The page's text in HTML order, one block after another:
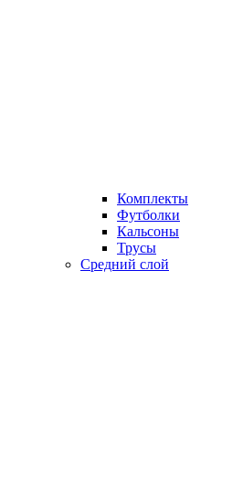
Комплекты
Футболки
Кальсоны
Трусы
Средний слой